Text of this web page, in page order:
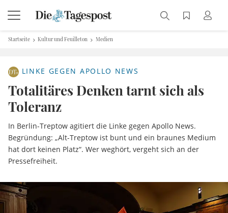
Startseite Kultur und Feuilleton Medien
LINKE GEGEN APOLLO NEWS
Totalitäres Denken tarnt sich als
Toleranz
In Berlin-Treptow agitiert die Linke gegen Apollo News.
Begründung: „Alt-Treptow ist bunt und ein braunes Medium
hat dort keinen Platz“. Wer weghört, vergeht sich an der
Pressefreiheit.